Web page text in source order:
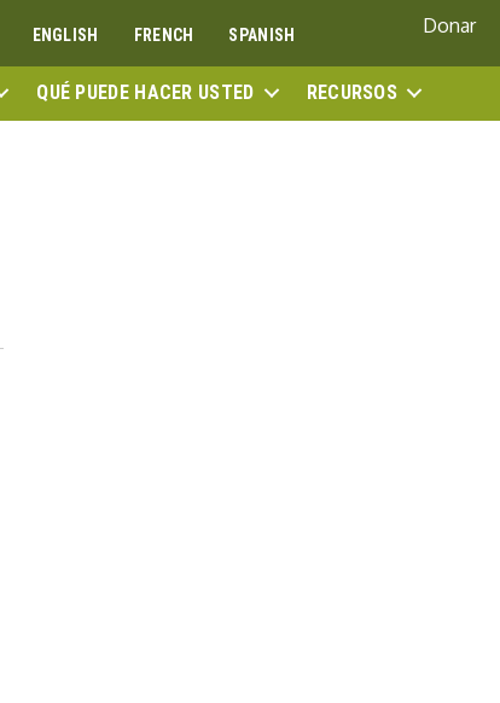
ENGLISH FRENCH SPANISH Donar
QUÉ PUEDE HACER USTED RECURSOS